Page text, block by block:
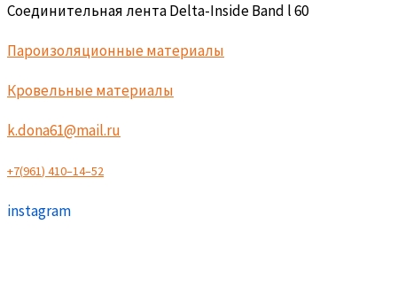
Соединительная лента Delta-Inside Band l 60
Пароизоляционные материалы
Кровельные материалы
k.dona61@mail.ru
+7(961) 410–14–52
instagram